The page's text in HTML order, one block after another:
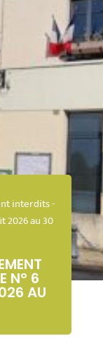
interdits -
2026 au 30
N° 6
AU